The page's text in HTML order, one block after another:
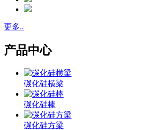
更多..
产品中心
碳化硅横梁
碳化硅棒
碳化硅方梁